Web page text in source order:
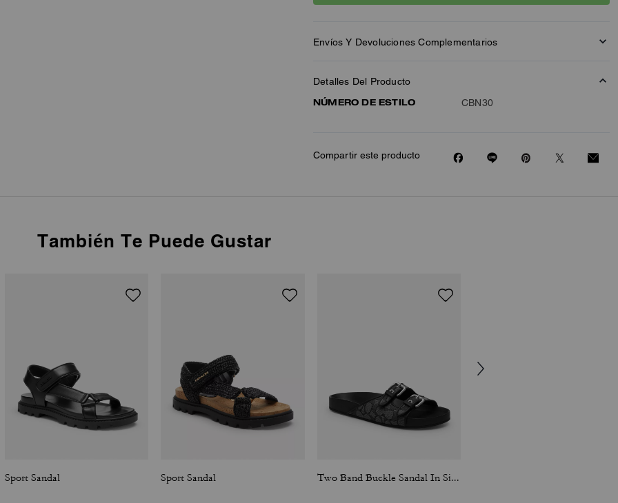
Envíos Y Devoluciones Complementarios
Detalles Del Producto
NÚMERO DE ESTILO
CBN30
Compartir este producto
También Te Puede Gustar
Sport Sandal Sport Sandal Two Band Buckle Sandal In Signature Jacquard